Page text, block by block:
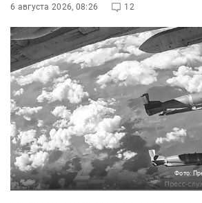
6 августа 2026, 08:26 12
Фото: